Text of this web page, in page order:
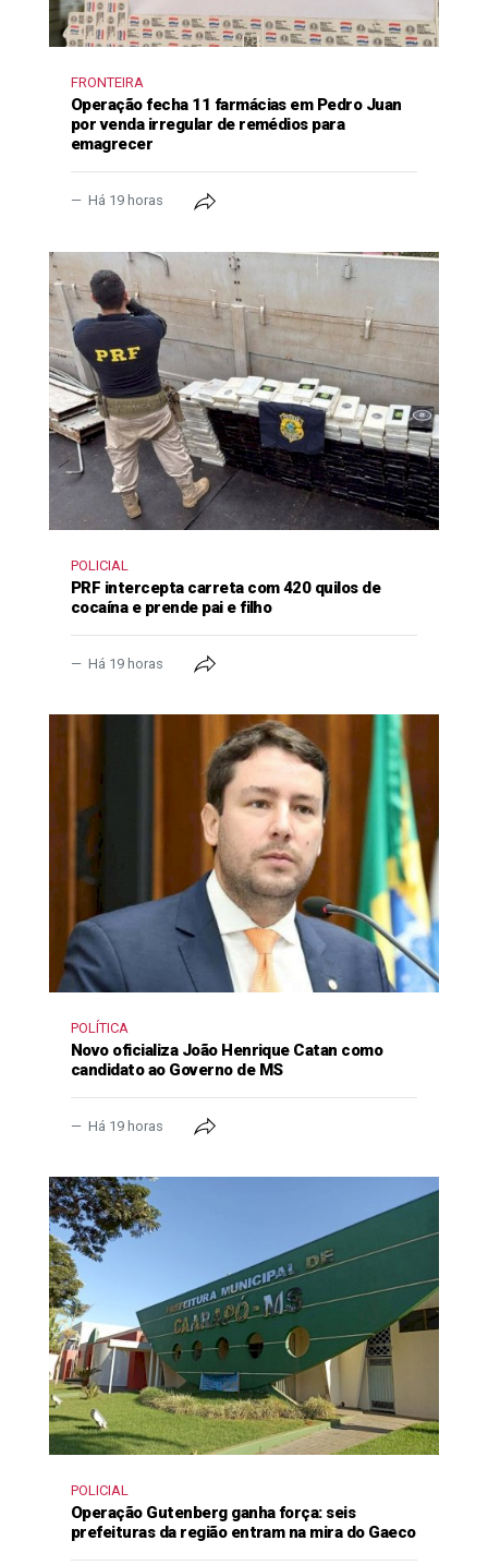
FRONTEIRA
Operação fecha 11 farmácias em Pedro Juan
por venda irregular de remédios para
emagrecer
Há 19 horas
POLICIAL
PRF intercepta carreta com 420 quilos de
cocaína e prende pai e filho
Há 19 horas
POLÍTICA
Novo oficializa João Henrique Catan como
candidato ao Governo de MS
Há 19 horas
POLICIAL
Operação Gutenberg ganha força: seis
prefeituras da região entram na mira do Gaeco